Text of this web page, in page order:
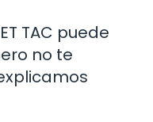
TAC puede
no te